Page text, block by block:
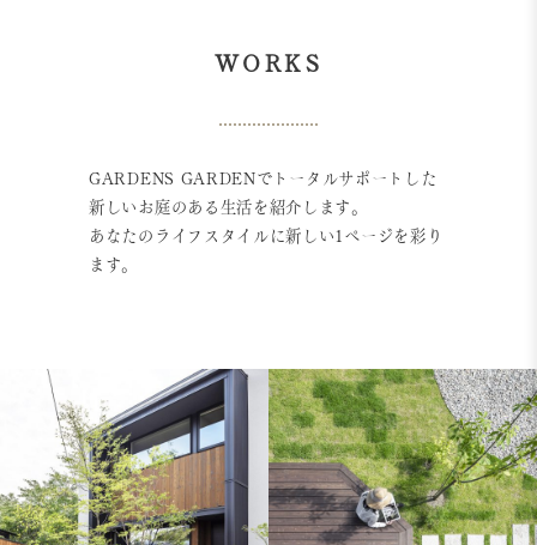
WORKS
GARDENS GARDENでトータルサポートした
新しいお庭のある生活を紹介します。
あなたのライフスタイルに新しい1ページを彩り
ます。
家に映え、風のみえ
る雑木の庭
住まいに寄り添う雑
木の庭